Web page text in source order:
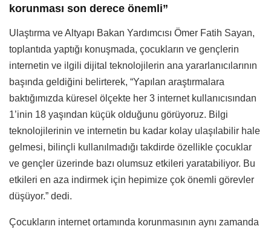
korunması son derece önemli”
Ulaştırma ve Altyapı Bakan Yardımcısı Ömer Fatih Sayan,
toplantıda yaptığı konuşmada, çocukların ve gençlerin
internetin ve ilgili dijital teknolojilerin ana yararlanıcılarının
başında geldiğini belirterek, “Yapılan araştırmalara
baktığımızda küresel ölçekte her 3 internet kullanıcısından
1’inin 18 yaşından küçük olduğunu görüyoruz. Bilgi
teknolojilerinin ve internetin bu kadar kolay ulaşılabilir hale
gelmesi, bilinçli kullanılmadığı takdirde özellikle çocuklar
ve gençler üzerinde bazı olumsuz etkileri yaratabiliyor. Bu
etkileri en aza indirmek için hepimize çok önemli görevler
düşüyor.” dedi.
Çocukların internet ortamında korunmasının aynı zamanda